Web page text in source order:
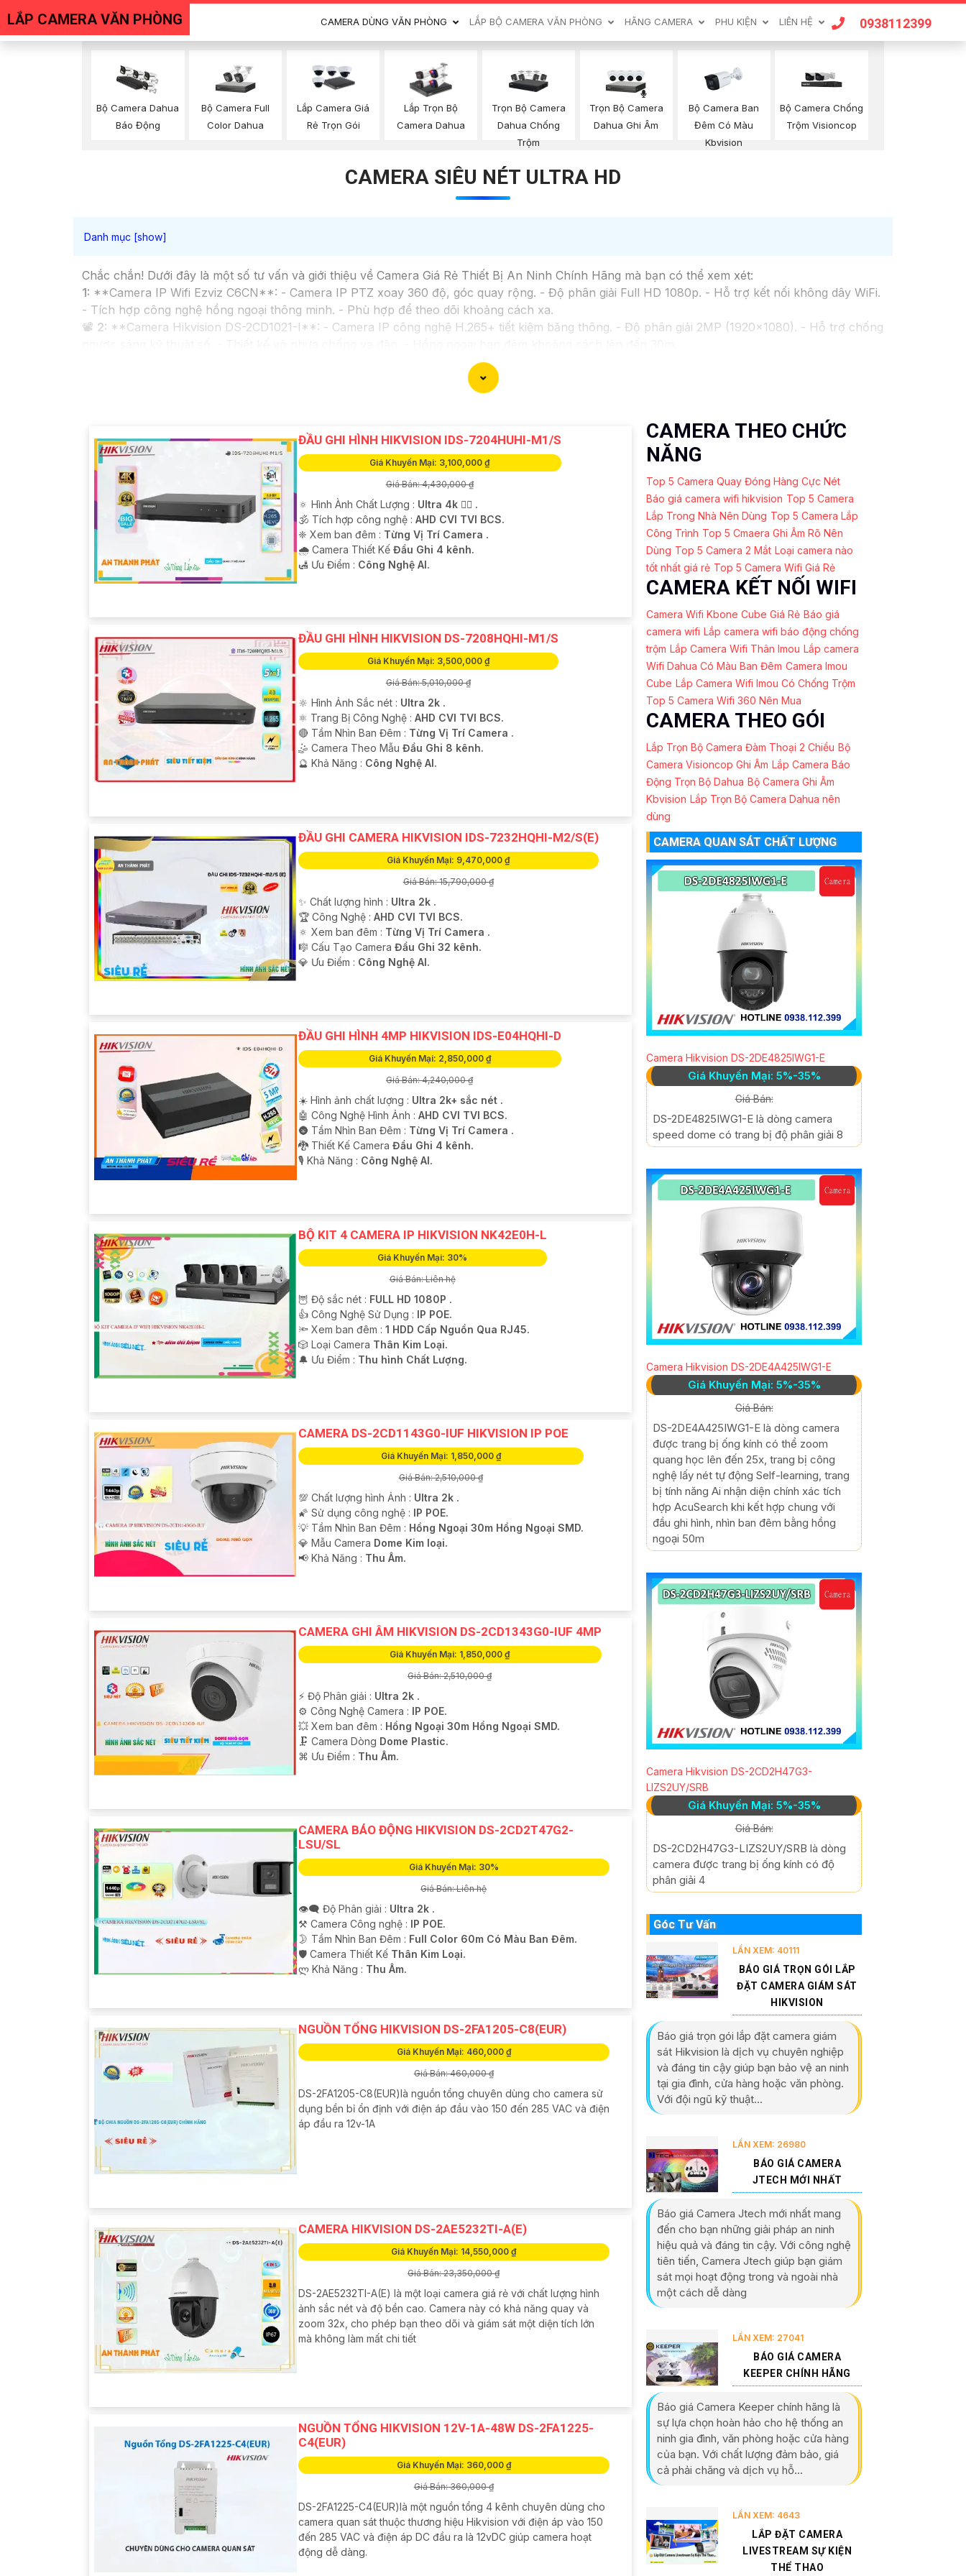
LẮP CAMERA VĂN PHÒNG CAMERA DÙNG VĂN PHÒNG LẮP BỘ CAMERA VĂN PHÒNG HÃNG CAMERA PHU KIỆN LIÊN HỆ 0938112399
Bộ Camera Dahua
Báo Động
Bộ Camera Full
Color Dahua
Lắp Camera Giá
Rẻ Trọn Gói
Lắp Trọn Bộ
Camera Dahua
Trọn Bộ Camera
Dahua Chống
Trộm
Trọn Bộ Camera
Dahua Ghi Âm
Bộ Camera Ban
Đêm Có Màu
Kbvision
Bộ Camera Chống
Trộm Visioncop
CAMERA SIÊU NÉT ULTRA HD
Chắc chắn! Dưới đây là một số tư vấn và giới thiệu về Camera Giá Rẻ Thiết Bị An Ninh Chính Hãng mà bạn có thể xem xét:
1: **Camera IP Wifi Ezviz C6CN**: - Camera IP PTZ xoay 360 độ, góc quay rộng. - Độ phân giải Full HD 1080p. - Hỗ trợ kết nối không dây WiFi.
- Tích hợp công nghệ hồng ngoại thông minh. - Phù hợp để theo dõi khoảng cách xa.
📽 2: **Camera Hikvision DS-2CD1021-I**: - Camera IP công nghệ H.265+ tiết kiệm băng thông. - Độ phân giải 2MP (1920x1080). - Hỗ trợ chống
**Camera Dahua HDCVI HAC-HFW1200T**: - Camera HDCVI 2MP hỗ trợ chất lượng hình ảnh cao. - Lens cố định 3.6mm. - Tầm quan sát
hồng ngoại lên đến 20m. - Chống ngược sáng Digital WDR, cân bằng sáng, chống nhiễu 3D. - Giá phải chăng với chất lượng
Nhớ kiểm tra và lựa chọn sản phẩm phù hợp với nhu cầu sử dụng và không gian lắp đặt của bạn. Bạn có thể tham khảo thêm thông tin chi tiết và
ĐẦU GHI HÌNH HIKVISION IDS-7204HUHI-M1/S
Giá Khuyến Mại: 3,100,000 ₫
Giá Bán: 4,430,000 ₫
🔅 Hình Ành Chất Lượng : Ultra 4k 👍🏾 .
🕉️ Tích hợp công nghệ : AHD CVI TVI BCS.
❈ Xem ban đêm : Từng Vị Trí Camera .
🌧️ Camera Thiết Kế Đầu Ghi 4 kênh.
️🛃 Ưu Điểm : Công Nghệ AI.
ĐẦU GHI HÌNH HIKVISION DS-7208HQHI-M1/S
Giá Khuyến Mại: 3,500,000 ₫
Giá Bán: 5,010,000 ₫
🔆 Hình Ảnh Sắc nét : Ultra 2k .
⚛️ Trang Bị Công Nghệ : AHD CVI TVI BCS.
🔴 Tầm Nhìn Ban Đêm : Từng Vị Trí Camera .
🤹 Camera Theo Mẫu Đầu Ghi 8 kênh.
️🔮 Khả Năng : Công Nghệ AI.
ĐẦU GHI CAMERA HIKVISION IDS-7232HQHI-M2/S(E)
Giá Khuyến Mại: 9,470,000 ₫
Giá Bán: 15,790,000 ₫
✨ Chất lượng hình : Ultra 2k .
🏆 Công Nghệ : AHD CVI TVI BCS.
🔅 Xem ban đêm : Từng Vị Trí Camera .
🎼️ Cấu Tạo Camera Đầu Ghi 32 kênh.
️💎 Ưu Điểm : Công Nghệ AI.
ĐẦU GHI HÌNH 4MP HIKVISION IDS-E04HQHI-D
Giá Khuyến Mại: 2,850,000 ₫
Giá Bán: 4,240,000 ₫
☀️ Hình ảnh chất lượng : Ultra 2k+ sắc nét .
🤖️ Công Nghệ Hình Ảnh : AHD CVI TVI BCS.
🌚 Tầm Nhìn Ban Đêm : Từng Vị Trí Camera .
🐉️ Thiết Kế Camera Đầu Ghi 4 kênh.
️🎙 Khả Năng : Công Nghệ AI.
BỘ KIT 4 CAMERA IP HIKVISION NK42E0H-L
Giá Khuyến Mại: 30%
Giá Bán: Liên hệ
🦉 Độ sắc nét : FULL HD 1080P .
👍 Công Nghệ Sử Dụng : IP POE.
🔦 Xem ban đêm : 1 HDD Cấp Nguồn Qua RJ45.
🎲 Loại Camera Thân Kim Loại.
️🔔 Ưu Điểm : Thu hình Chất Lượng.
CAMERA DS-2CD1143G0-IUF HIKVISION IP POE
Giá Khuyến Mại: 1,850,000 ₫
Giá Bán: 2,510,000 ₫
💯 Chất lượng hình Ảnh : Ultra 2k .
🌠 Sử dụng công nghệ : IP POE.
💡 Tầm Nhìn Ban Đêm : Hồng Ngoại 30m Hồng Ngoại SMD.
💎 Mẫu Camera Dome Kim loại.
️📢 Khả Năng : Thu Âm.
CAMERA GHI ÂM HIKVISION DS-2CD1343G0-IUF 4MP
Giá Khuyến Mại: 1,850,000 ₫
Giá Bán: 2,510,000 ₫
️⚡ Độ Phân giải : Ultra 2k .
⚙ Công Nghệ Camera : IP POE.
💥 Xem ban đêm : Hồng Ngoại 30m Hồng Ngoại SMD.
🗜️ Camera Dòng Dome Plastic.
️⌘ Ưu Điểm : Thu Âm.
CAMERA BÁO ĐỘNG HIKVISION DS-2CD2T47G2-
LSU/SL
Giá Khuyến Mại: 30%
Giá Bán: Liên hệ
👁️‍🗨 Độ Phân giải : Ultra 2k .
⚒ Camera Công nghệ : IP POE.
🌛 Tầm Nhìn Ban Đêm : Full Color 60m Có Màu Ban Đêm.
🛡 Camera Thiết Kế Thân Kim Loại.
️ლ Khả Năng : Thu Âm.
NGUỒN TỔNG HIKVISION DS-2FA1205-C8(EUR)
Giá Khuyến Mại: 460,000 ₫
Giá Bán: 460,000 ₫
DS-2FA1205-C8(EUR)là nguồn tổng chuyên dùng cho camera sử
dụng bền bỉ ổn định với điện áp đầu vào 150 đến 285 VAC và điện
áp đầu ra 12v-1A
CAMERA HIKVISION DS-2AE5232TI-A(E)
Giá Khuyến Mại: 14,550,000 ₫
Giá Bán: 23,350,000 ₫
DS-2AE5232TI-A(E) là một loại camera giá rẻ với chất lượng hình
ảnh sắc nét và độ bền cao. Camera này có khả năng quay và
zoom 32x, cho phép bạn theo dõi và giám sát một diện tích lớn
mà không làm mất chi tiết
NGUỒN TỔNG HIKVISION 12V-1A-48W DS-2FA1225-
C4(EUR)
Giá Khuyến Mại: 360,000 ₫
Giá Bán: 360,000 ₫
DS-2FA1225-C4(EUR)là một nguồn tổng 4 kênh chuyên dùng cho
camera quan sát thuộc thương hiệu Hikvision với điện áp vào 150
đến 285 VAC và điện áp DC đầu ra là 12vDC giúp camera hoạt
động dễ dàng.
CAMERA THEO CHỨC
NĂNG
Top 5 Camera Quay Đóng Hàng Cực Nét
Báo giá camera wifi hikvision Top 5 Camera
Lắp Trong Nhà Nên Dùng Top 5 Camera Lắp
Công Trình Top 5 Cmaera Ghi Âm Rõ Nên
Dùng Top 5 Camera 2 Mắt Loại camera nào
tốt nhất giá rẻ Top 5 Camera Wifi Giá Rẻ
CAMERA KẾT NỐI WIFI
Camera Wifi Kbone Cube Giá Rẻ Báo giá
camera wifi Lắp camera wifi báo động chống
trộm Lắp Camera Wifi Thân Imou Lắp camera
Wifi Dahua Có Màu Ban Đêm Camera Imou
Cube Lắp Camera Wifi Imou Có Chống Trộm
Top 5 Camera Wifi 360 Nên Mua
CAMERA THEO GÓI
Lắp Trọn Bộ Camera Đàm Thoại 2 Chiều Bộ
Camera Visioncop Ghi Âm Lắp Camera Báo
Động Trọn Bộ Dahua Bộ Camera Ghi Âm
Kbvision Lắp Trọn Bộ Camera Dahua nên
dùng
CAMERA QUAN SÁT CHẤT LƯỢNG
Camera Hikvision DS-2DE4825IWG1-E
Giá Khuyến Mại: 5%-35%
Giá Bán:
DS-2DE4825IWG1-E là dòng camera
speed dome có trang bị độ phân giải 8
Camera Hikvision DS-2DE4A425IWG1-E
Giá Khuyến Mại: 5%-35%
Giá Bán:
DS-2DE4A425IWG1-E là dòng camera
được trang bị ống kính có thể zoom
quang học lên đến 25x, trang bị công
nghệ lấy nét tự động Self-learning, trang
bị tính năng Ai nhận diện chính xác tích
hợp AcuSearch khi kết hợp chung với
đầu ghi hình, nhìn ban đêm bằng hồng
ngoại 50m
Camera Hikvision DS-2CD2H47G3-
LIZS2UY/SRB
Giá Khuyến Mại: 5%-35%
Giá Bán:
DS-2CD2H47G3-LIZS2UY/SRB là dòng
camera được trang bị ống kính có độ
phân giải 4
Góc Tư Vấn
LẦN XEM: 40111
BÁO GIÁ TRỌN GÓI LẮP
ĐẶT CAMERA GIÁM SÁT
HIKVISION
Báo giá trọn gói lắp đặt camera giám
sát Hikvision là dịch vụ chuyên nghiệp
và đáng tin cậy giúp bạn bảo vệ an ninh
tại gia đình, cửa hàng hoặc văn phòng.
Với đội ngũ kỹ thuật...
LẦN XEM: 26980
BÁO GIÁ CAMERA
JTECH MỚI NHẤT
Báo giá Camera Jtech mới nhất mang
đến cho bạn những giải pháp an ninh
hiệu quả và đáng tin cậy. Với công nghệ
tiên tiến, Camera Jtech giúp bạn giám
sát mọi hoạt động trong và ngoài nhà
một cách dễ dàng
LẦN XEM: 27041
BÁO GIÁ CAMERA
KEEPER CHÍNH HÃNG
Báo giá Camera Keeper chính hãng là
sự lựa chọn hoàn hảo cho hệ thống an
ninh gia đình, văn phòng hoặc cửa hàng
của bạn. Với chất lượng đảm bảo, giá
cả phải chăng và dịch vụ hỗ...
LẦN XEM: 4643
LẮP ĐẶT CAMERA
LIVESTREAM SỰ KIỆN
THỂ THAO